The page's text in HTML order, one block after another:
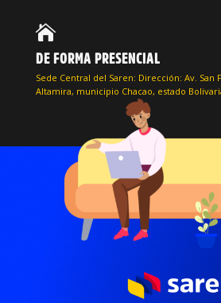

DE FORMA PRESENCIAL
Sede Central del Saren: Dirección: Av. San
Altamira, municipio Chacao, estado